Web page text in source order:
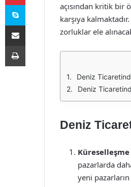
açısından kritik bir
karşıya
zorluklar ele
Deniz
Deniz
Deniz
pazarlarda
yeni
Skype
E-Posta ile paylaş